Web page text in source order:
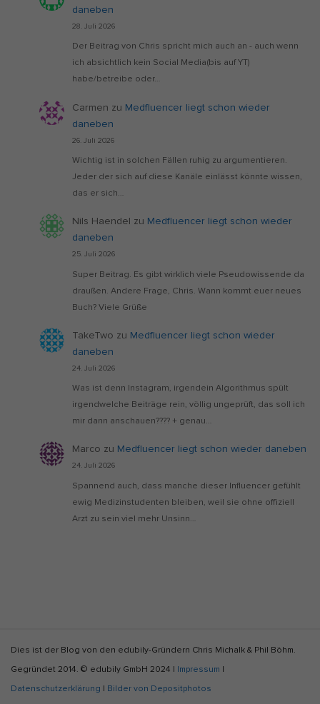
daneben
28. Juli 2026
Der Beitrag von Chris spricht mich auch an - auch wenn
ich absichtlich kein Social Media(bis auf YT)
habe/betreibe oder…
Carmen zu Medfluencer liegt schon wieder
daneben
26. Juli 2026
Wichtig ist in solchen Fällen ruhig zu argumentieren.
Jeder der sich auf diese Kanäle einlässt könnte wissen,
das er sich…
Nils Haendel zu Medfluencer liegt schon wieder
daneben
25. Juli 2026
Super Beitrag. Es gibt wirklich viele Pseudowissende da
draußen. Andere Frage, Chris. Wann kommt euer neues
Buch? Viele Grüße
TakeTwo zu Medfluencer liegt schon wieder
daneben
24. Juli 2026
Was ist denn Instagram, irgendein Algorithmus spült
irgendwelche Beiträge rein, völlig ungeprüft, das soll ich
mir dann anschauen???? + genau…
Marco zu Medfluencer liegt schon wieder daneben
24. Juli 2026
Spannend auch, dass manche dieser Influencer gefühlt
ewig Medizinstudenten bleiben, weil sie ohne offiziell
Arzt zu sein viel mehr Unsinn…
Dies ist der Blog von den edubily-Gründern Chris Michalk & Phil Böhm.
Gegründet 2014. © edubily GmbH 2024 | Impressum
Datenschutzerklärung Bilder von Depositphotos